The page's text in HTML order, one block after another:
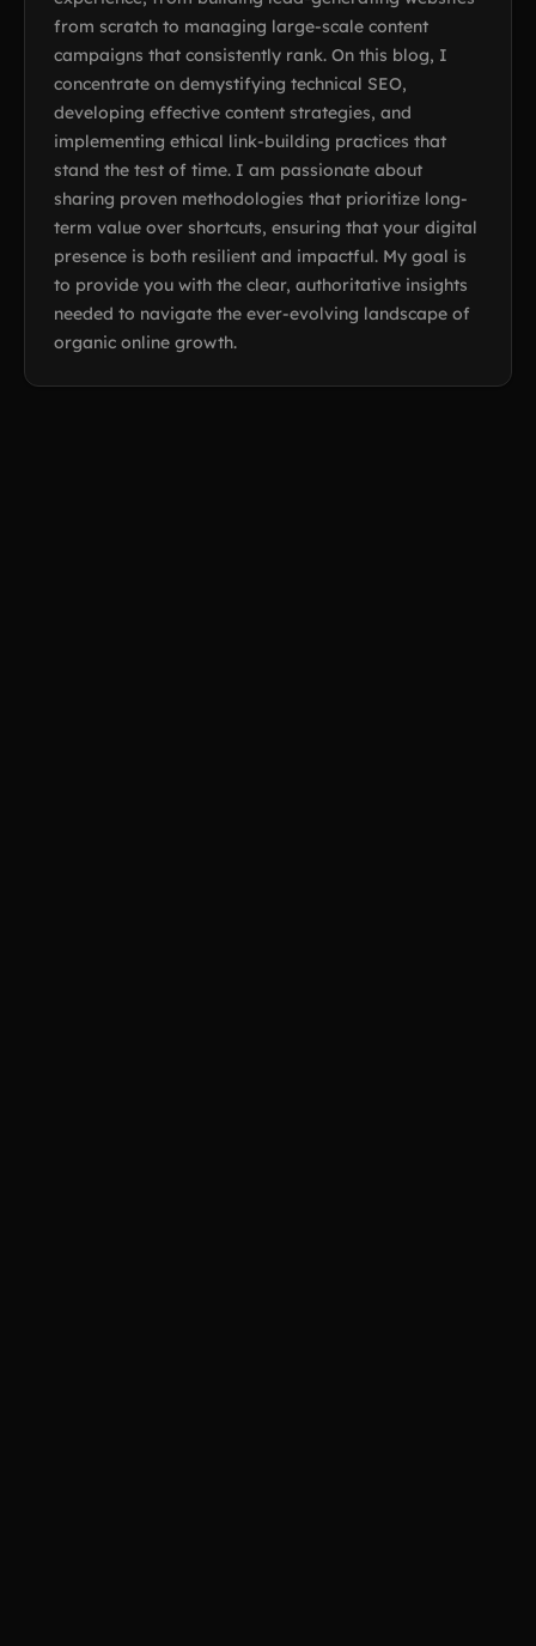
from scratch to managing large-scale content
campaigns that consistently rank. On this blog, I
concentrate on demystifying technical SEO,
developing effective content strategies, and
implementing ethical link-building practices that
stand the test of time. I am passionate about
sharing proven methodologies that prioritize long-
term value over shortcuts, ensuring that your digital
presence is both resilient and impactful. My goal is
to provide you with the clear, authoritative insights
needed to navigate the ever-evolving landscape of
organic online growth.